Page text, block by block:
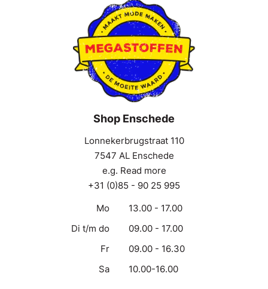
Shop Enschede
Lonnekerbrugstraat 110
7547 AL Enschede
e.g. Read more
+31 (0)85 - 90 25 995
Mo
13.00 - 17.00
Di t/m do
09.00 - 17.00
Fr
09.00 - 16.30
Sa
10.00-16.00